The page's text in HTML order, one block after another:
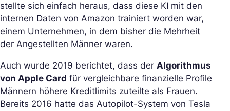
stellte sich einfach heraus, dass diese KI mit den
internen Daten von Amazon trainiert worden war,
einem Unternehmen, in dem bisher die Mehrheit
der Angestellten Männer waren.
Auch wurde 2019 berichtet, dass der Algorithmus
von Apple Card für vergleichbare finanzielle Profile
Männern höhere Kreditlimits zuteilte als Frauen.
Bereits 2016 hatte das Autopilot-System von Tesla